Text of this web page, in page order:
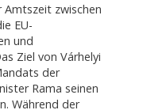
Amtszeit zwischen
EU-
und
Ziel von Várhelyi
der
Rama seinen
Während der